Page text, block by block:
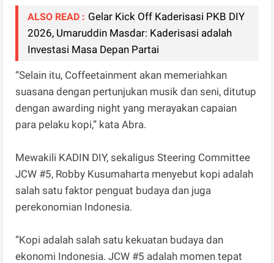
ALSO READ : Gelar Kick Off Kaderisasi PKB DIY
2026, Umaruddin Masdar: Kaderisasi adalah
Investasi Masa Depan Partai
“Selain itu, Coffeetainment akan memeriahkan
suasana dengan pertunjukan musik dan seni, ditutup
dengan awarding night yang merayakan capaian
para pelaku kopi,” kata Abra.
Mewakili KADIN DIY, sekaligus Steering Committee
JCW #5, Robby Kusumaharta menyebut kopi adalah
salah satu faktor penguat budaya dan juga
perekonomian Indonesia.
“Kopi adalah salah satu kekuatan budaya dan
ekonomi Indonesia. JCW #5 adalah momen tepat